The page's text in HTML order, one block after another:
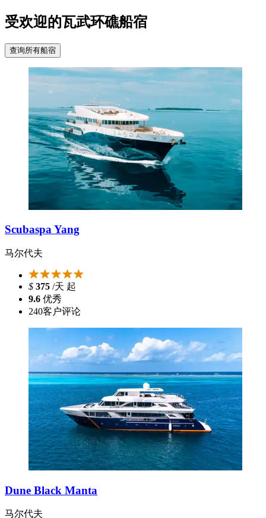
受欢迎的瓦武环礁船宿
查询所有船宿
Scubaspa Yang
马尔代夫
$ 375 /天 起
9.6 优秀
240客户评论
Dune Black Manta
马尔代夫